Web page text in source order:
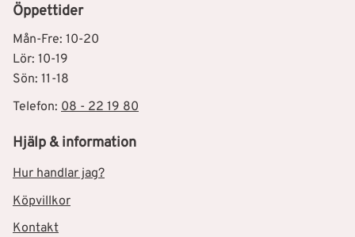
Öppettider
Mån-Fre: 10-20
Lör: 10-19
Sön: 11-18
Telefon: 08 - 22 19 80
Hjälp & information
Hur handlar jag?
Köpvillkor
Kontakt